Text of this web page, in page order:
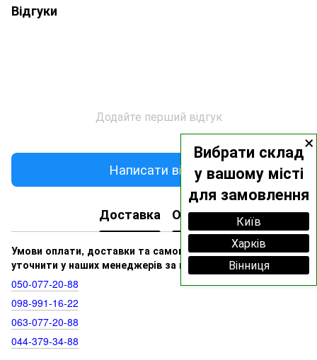
×
Вибрати склад
у вашому місті
для замовлення
Київ
Харків
Вінниця
Відгуки
Додайте перший відгук
Написати відгук
Доставка Оплата
Умови оплати, доставки та самовивозу ви можете
уточнити у наших менеджерів за номерами:
050‑077‑20‑88
098‑991‑16‑22
063‑077‑20‑88
044‑379‑34‑88